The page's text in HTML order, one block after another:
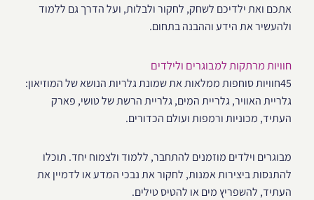
אתכם ואת ילדיכם לשחק, לחקור ולבלות, ועל הדרך גם ללמוד
ולהעשיר את הידע וההבנה בתחום.
חוויות מרתקות למבוגרים ולילדים
45חוויות סוחפות ממלאות את שמונת גלריות הנושא של המוזיאון:
גלריית האוויר, גלריית המים, גלריית הרשת של טושי, פארק
העתיד, מכוניות ורמפות ועולם הכדורים.
מבוגרים וילדים מוזמנים להתחבר, ללמוד ולצמוח יחד. תוכלו
להתנסות ביצירות אמנות, לחקור את נבכי המדע או לדמיין את
העתיד, להשפריץ מים או להטיס טילים.